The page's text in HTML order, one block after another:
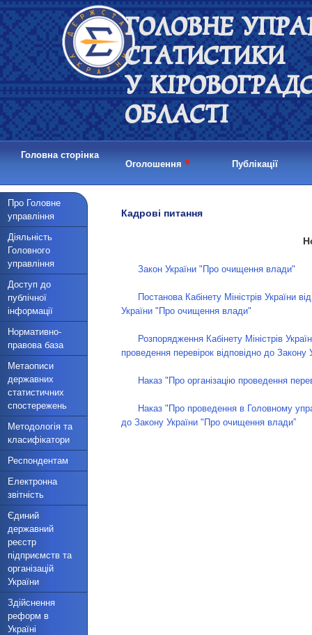
ГОЛОВНЕ
СТАТИСТИКИ
У
ОБЛАСТІ
Головна сторінка
Оголошення • Публікації
Про Головне
управління
Діяльність
Головного
управління
Доступ до
публічної
інформації
Нормативно-
правова база
Метаописи
державних
статистичних
спостережень
Методологія та
класифікатори
Респондентам
Електронна
звітність
Єдиний
державний
реєстр
підприємств та
організацій
України
Здійснення
реформ в
Україні
Кадрові питання
Закон України "Про очищення влади"
Постанова Кабінету Міністрів України
України "Про очищення влади"
Розпорядження Кабінету Міністрів
проведення перевірок відповідно до
Наказ "Про організацію проведення
Наказ "Про проведення в Головному
до Закону України "Про очищення влади”